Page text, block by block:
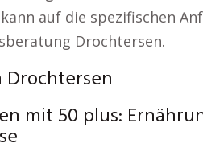
auf die spezifischen
Drochtersen.
Drochtersen
mit 50 plus: